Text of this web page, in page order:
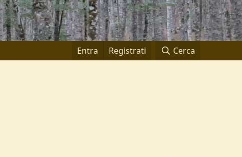
Entra Registrati Cerca